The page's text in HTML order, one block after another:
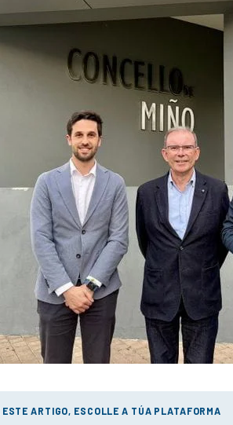
ESTE ARTIGO, ESCOLLE A TÚA PLATAFORMA